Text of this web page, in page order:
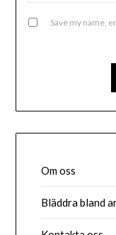
Save my name,
Om oss
Bläddra bland